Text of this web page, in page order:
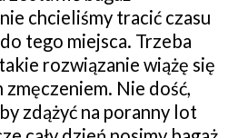
chcieliśmy tracić czasu
tego miejsca. Trzeba
rozwiązanie wiążę się
zmęczeniem. Nie dość,
zdążyć na poranny lot